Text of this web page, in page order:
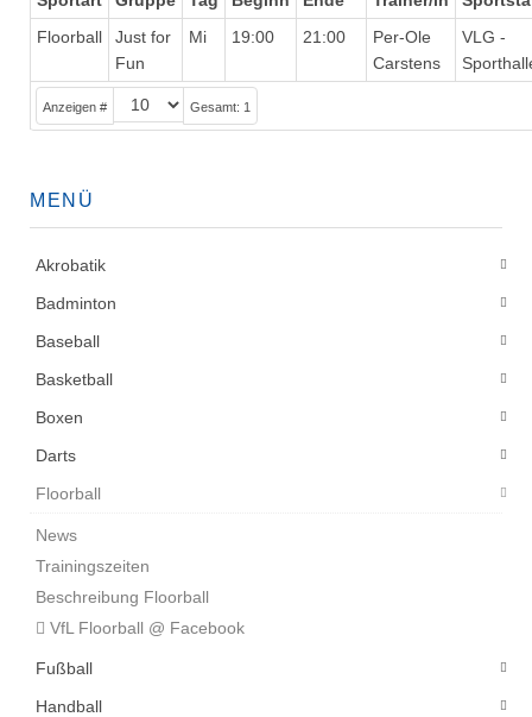
Anzeigen # Gesamt: 1
Floorball
Just for
Fun
Mi 19:00 21:00
Per-Ole
Carstens
VLG -
MENÜ
Akrobatik
Badminton
Baseball
Basketball
Boxen
Darts
Floorball
News
Trainingszeiten
Beschreibung Floorball
VfL Floorball @ Facebook
Fußball
Handball